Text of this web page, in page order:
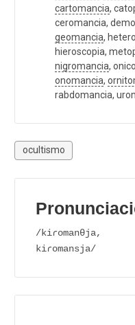
cartomancia,
ceromancia,
geomancia,
hieroscopia,
nigromancia,
onomancia,
rabdomancia,
ocultismo
/kiɾomanθja,
kiɾomansja/